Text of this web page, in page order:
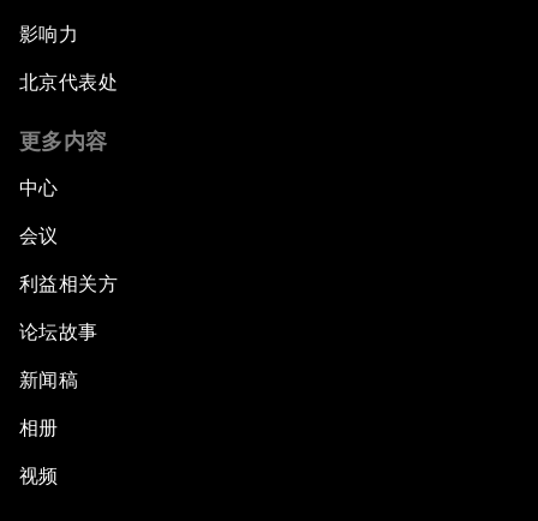
影响力
北京代表处
更多内容
中心
会议
利益相关方
论坛故事
新闻稿
相册
视频